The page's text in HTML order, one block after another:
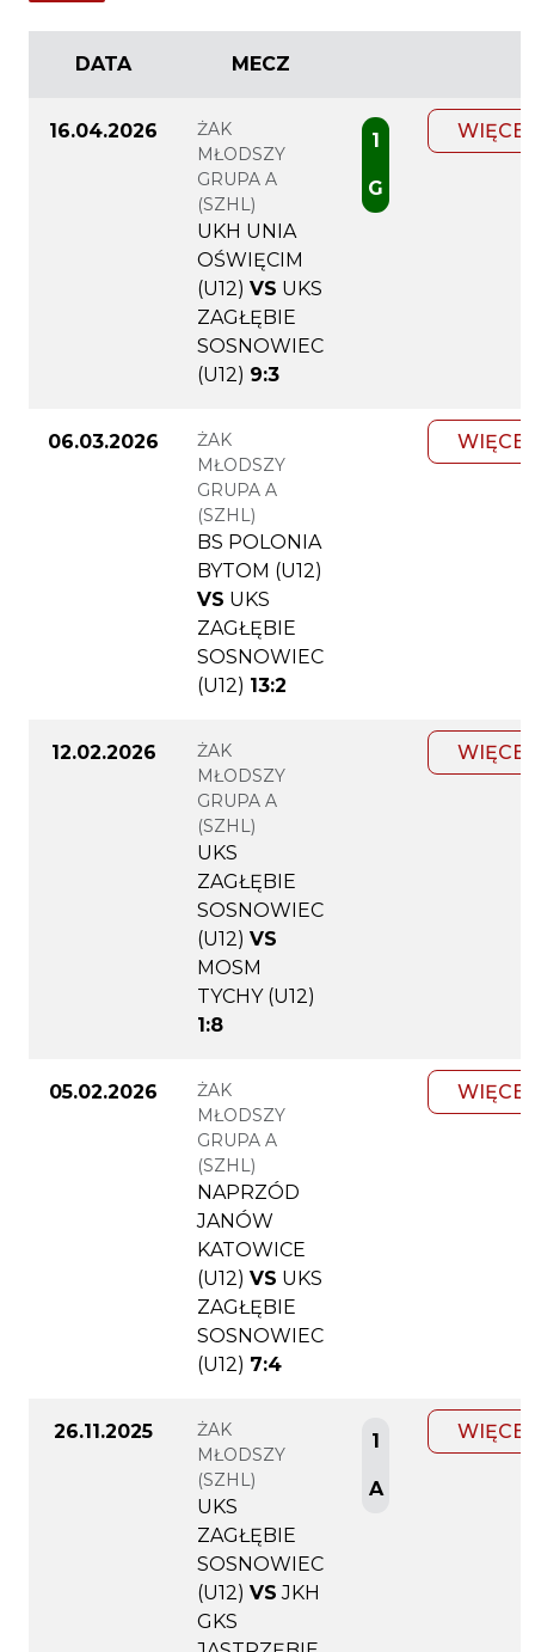
DATA MECZ
16.04.2026
ŻAK
MŁODSZY
GRUPA A
(SZHL)
UKH UNIA
OŚWIĘCIM
(U12) VS UKS
ZAGŁĘBIE
SOSNOWIEC
(U12) 9:3
1
G
WIĘCEJ
06.03.2026
ŻAK
MŁODSZY
GRUPA A
(SZHL)
BS POLONIA
BYTOM (U12)
VS UKS
ZAGŁĘBIE
SOSNOWIEC
(U12) 13:2
WIĘCEJ
12.02.2026
ŻAK
MŁODSZY
GRUPA A
(SZHL)
UKS
ZAGŁĘBIE
SOSNOWIEC
(U12) VS
MOSM
TYCHY (U12)
1:8
WIĘCEJ
05.02.2026
ŻAK
MŁODSZY
GRUPA A
(SZHL)
NAPRZÓD
JANÓW
KATOWICE
(U12) VS UKS
ZAGŁĘBIE
SOSNOWIEC
(U12) 7:4
WIĘCEJ
26.11.2025
ŻAK
MŁODSZY
(SZHL)
UKS
ZAGŁĘBIE
SOSNOWIEC
(U12) VS JKH
GKS
1
A
WIĘCEJ